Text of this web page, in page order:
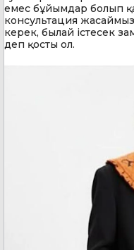
емес бұйымдар болып
консультация
керек, былай істесек
деп қосты ол.